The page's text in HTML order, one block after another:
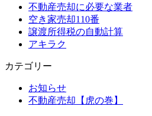
不動産売却に必要な業者
空き家売却110番
譲渡所得税の自動計算
アキラク
カテゴリー
お知らせ
不動産売却【虎の巻】